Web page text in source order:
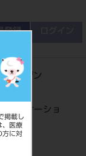
掲載し
、医療
方に対
登録
マガジン
ニケーショ
グイン